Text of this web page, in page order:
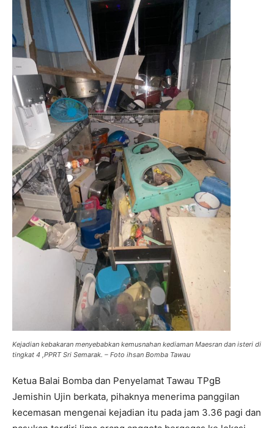
Kejadian kebakaran menyebabkan kemusnahan kediaman Maesran dan isteri di
tingkat 4 ,PPRT Sri Semarak. – Foto ihsan Bomba Tawau
Ketua Balai Bomba dan Penyelamat Tawau TPgB
Jemishin Ujin berkata, pihaknya menerima panggilan
kecemasan mengenai kejadian itu pada jam 3.36 pagi dan